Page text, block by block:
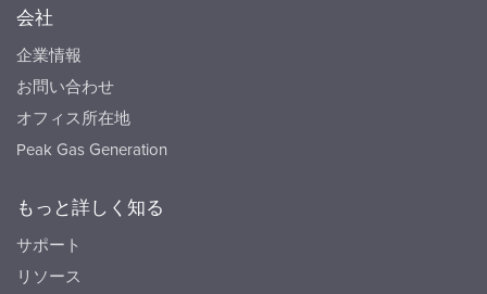
会社
企業情報
お問い合わせ
オフィス所在地
Peak Gas Generation
もっと詳しく知る
サポート
リソース